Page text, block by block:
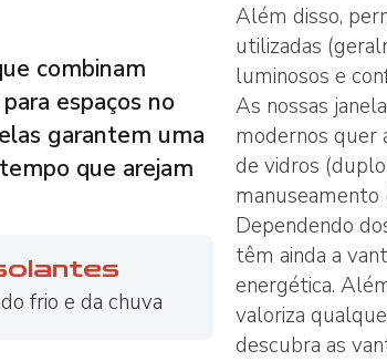
JANELAS PVC
JANELAS EM
JANELAS DE
PERFIS DE
FERRAGENS
PORTAS PVC
PORTAS EM
combinam
espaços no
garantem uma
que arejam
frio e da chuva
Além disso,
utilizadas
luminosos e
As nossas
modernos quer
de vidros
manuseamento
Dependendo
têm ainda a
energética.
valoriza
descubra as